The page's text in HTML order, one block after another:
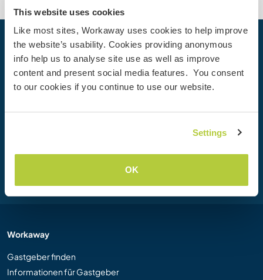
This website uses cookies
Like most sites, Workaway uses cookies to help improve
the website’s usability. Cookies providing anonymous
info help us to analyse site use as well as improve
content and present social media features. You consent
to our cookies if you continue to use our website.
Settings
OK
Dein nächstes Abenteuer beginnt
heute
Werde heute Mitglied der Workaway-Community und
Möglichkeiten weltweit.
Workaway
Gastgeber finden
Informationen für Gastgeber